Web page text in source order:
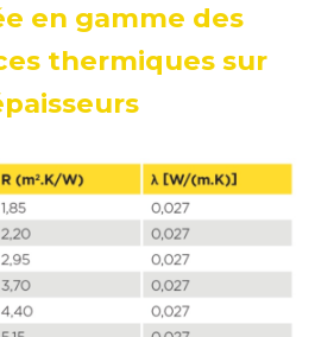
en gamme des
thermiques sur